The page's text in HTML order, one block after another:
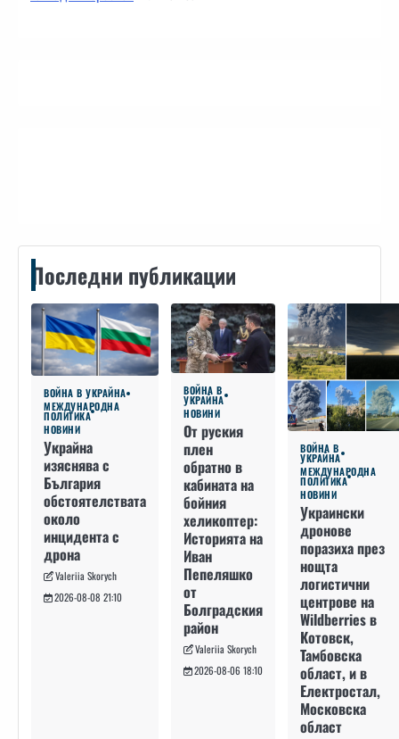
Последни публикации
ВОЙНА В УКРАЙНА
МЕЖДУНАРОДНА
ПОЛИТИКА
НОВИНИ
Украйна
изяснява с
България
обстоятелствата
около
инцидента с
дрона
Valeriia Skorych
2026-08-08 21:10
ВОЙНА В
УКРАЙНА
НОВИНИ
От руския
плен
обратно в
кабината на
бойния
хеликоптер:
Историята на
Иван
Пепеляшко
от
Болградския
район
Valeriia Skorych
2026-08-06 18:10
ВОЙНА В
УКРАЙНА
МЕЖДУНАРОДНА
ПОЛИТИКА
НОВИНИ
Украински
дронове
поразиха през
нощта
логистични
центрове на
Wildberries в
Котовск,
Тамбовска
област, и в
Електростал,
Московска
област